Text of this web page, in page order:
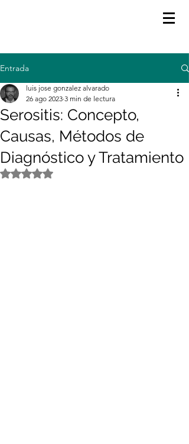
Entrada
Serositis: Concepto,
Causas, Métodos de
Diagnóstico y Tratamiento
luis jose gonzalez alvarado
26 ago 2023 3 min de lectura
Obtuvo NaN de 5 estrellas.